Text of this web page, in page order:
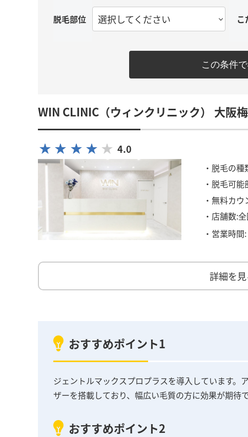
脱毛部位 選択してください こ
この条件
WIN CLINIC（ウィンクリニック） 大阪
4.0
・脱毛の
・脱毛可
・無料カ
・店舗数:
・営業時間:
詳細を
おすすめポイント1
ジェントルマックスプロプラスを導入しています。
ザーを搭載しており、幅広い毛質の方に効果が期待で
おすすめポイント2